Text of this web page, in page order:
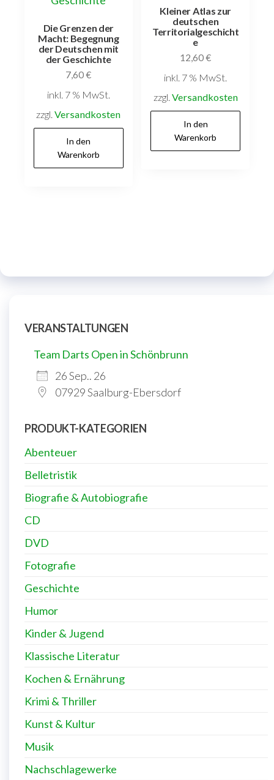
Die Grenzen der
Macht: Begegnung
der Deutschen mit
der Geschichte
7,60€
inkl. 7 % MwSt.
zzgl.Versandkosten
In den
Warenkorb
Kleiner Atlas zur
deutschen
Territorialgeschicht
e
12,60€
inkl. 7 % MwSt.
zzgl. Versandkosten
In den
Warenkorb
VERANSTALTUNGEN
Team Darts Open in Schönbrunn
26 Sep.. 26
07929 Saalburg-Ebersdorf
PRODUKT-KATEGORIEN
Abenteuer
Belletristik
Biografie & Autobiografie
CD
DVD
Fotografie
Geschichte
Humor
Kinder & Jugend
Klassische Literatur
Kochen & Ernährung
Krimi & Thriller
Kunst & Kultur
Musik
Nachschlagewerke